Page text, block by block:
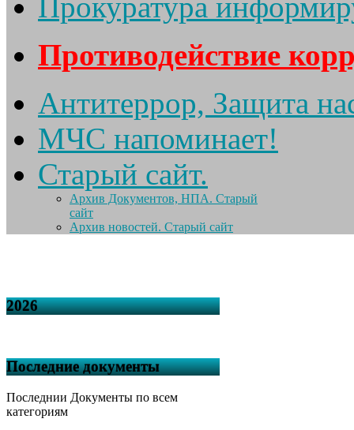
Противодействие
Антитеррор, Защита
МЧС напоминает!
Старый сайт.
Архив Документов, НПА. Старый
сайт
Архив новостей. Старый сайт
2026
Последние документы
Последнии Документы по всем
категориям